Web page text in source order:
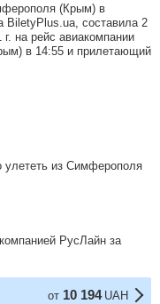
(Крым) в
BiletyPlus.ua, составила 2
на рейс авиакомпании
в 14:55 и прилетающий
улететь из Симферополя
РусЛайн за
от 10 194 UAH